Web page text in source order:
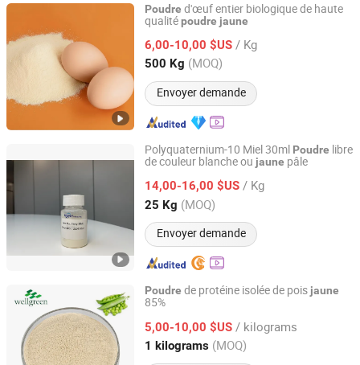
Poudre d'œuf entier biologique de haute
qualitépoudre jaune
6,00-10,00 $US / Kg
500 Kg (MOQ)
Envoyer demande
Sheng Jinyao (Shanxi) New Materials Co., Ltd
Shanxi, China Depuis 2025
Polyquaternium-10 Miel 30ml Poudre libre
de couleur blanche ou jaune pâle
14,00-16,00 $US / Kg
25 Kg (MOQ)
Envoyer demande
Hony(Guangdong) New Material Co., Ltd.
Guangdong, China Depuis 2020
Poudre de protéine isolée de pois jaune
85%
5,00-10,00 $US / kilograms
1 kilograms (MOQ)
Wellgreen Natural Co...Ltd
Shaanxi, China Depuis 2025